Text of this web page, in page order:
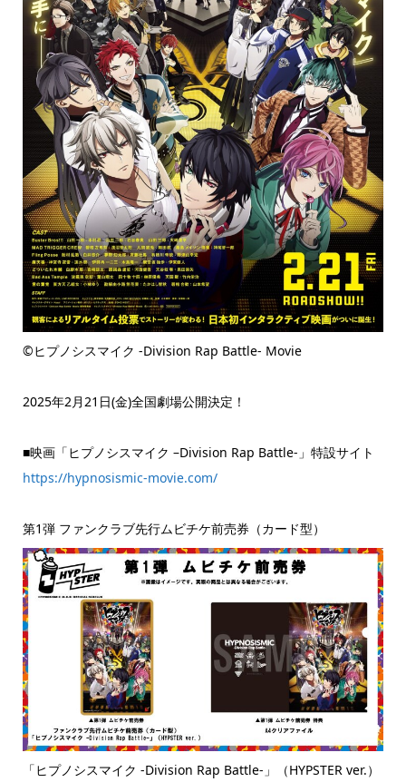
©ヒプノシスマイク -Division Rap Battle- Movie
2025年2月21日(金)全国劇場公開決定！
■映画「ヒプノシスマイク –Division Rap Battle-」特設サイト
https://hypnosismic-movie.com/
第1弾 ファンクラブ先行ムビチケ前売券（カード型）
「ヒプノシスマイク -Division Rap Battle-」（HYPSTER ver.）